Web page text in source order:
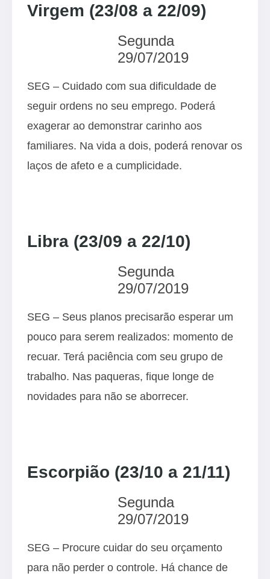
Virgem (23/08 a 22/09)
Segunda
29/07/2019
SEG – Cuidado com sua dificuldade de
seguir ordens no seu emprego. Poderá
exagerar ao demonstrar carinho aos
familiares. Na vida a dois, poderá renovar os
laços de afeto e a cumplicidade.
Libra (23/09 a 22/10)
Segunda
29/07/2019
SEG – Seus planos precisarão esperar um
pouco para serem realizados: momento de
recuar. Terá paciência com seu grupo de
trabalho. Nas paqueras, fique longe de
novidades para não se aborrecer.
Escorpião (23/10 a 21/11)
Segunda
29/07/2019
SEG – Procure cuidar do seu orçamento
para não perder o controle. Há chance de